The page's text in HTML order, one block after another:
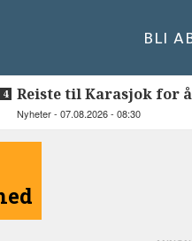
BLI
Reiste til Karasjok for å
vie Ellen og Johan
Nyheter - 07.08.2026 - 08:30